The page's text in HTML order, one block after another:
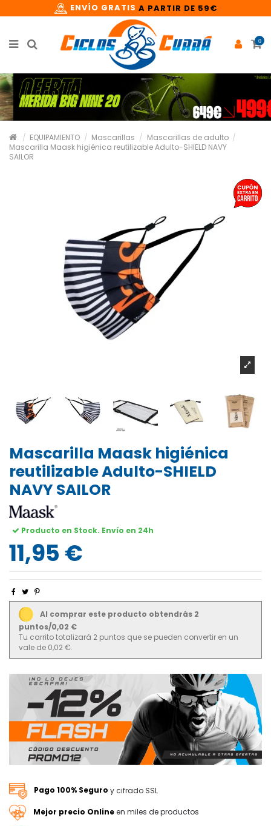
ENVÍO GRATIS A PARTIR DE 59€
0
EQUIPAMIENTO Mascarillas
Mascarillas de adulto
Mascarilla Maask higiénica reutilizable Adulto-SHIELD NAVY
SAILOR
Mascarilla Maask higiénica
reutilizable Adulto-SHIELD
NAVY SAILOR
Producto en Stock. Envío en 24h
11,95 €
Al comprar este producto obtendrás 2
puntos/0,02 €
Tu carrito totalizará 2 puntos que se pueden convertir en un
vale de 0,02 €.
Pago 100% Seguro y cifrado SSL
Mejor precio Onlineen miles de productos